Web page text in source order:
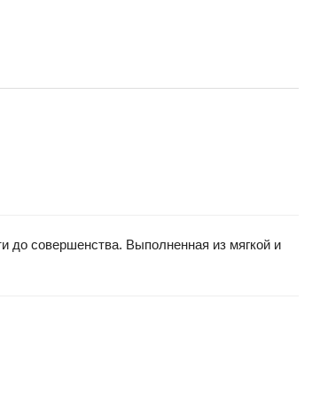
до совершенства. Выполненная из мягкой и